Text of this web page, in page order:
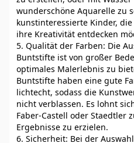
wunderschöne Aquarelle zu
kunstinteressierte Kinder,
ihre Kreativität entdecken
5. Qualität der Farben: Die
Buntstifte ist von großer
optimales Malerlebnis zu
Buntstifte haben eine gute
lichtecht, sodass die
nicht verblassen. Es lohnt
Faber-Castell oder Staedtler
Ergebnisse zu erzielen.
6. Sicherheit: Bei der